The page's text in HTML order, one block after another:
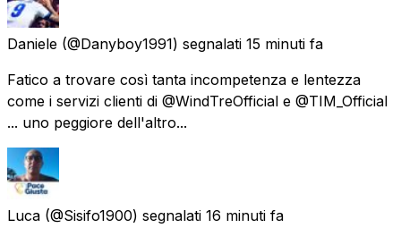
Daniele (@Danyboy1991) segnalati 15 minuti fa
Fatico a trovare così tanta incompetenza e lentezza
come i servizi clienti di @WindTreOfficial e @TIM_Official
... uno peggiore dell'altro...
Luca (@Sisifo1900) segnalati 16 minuti fa